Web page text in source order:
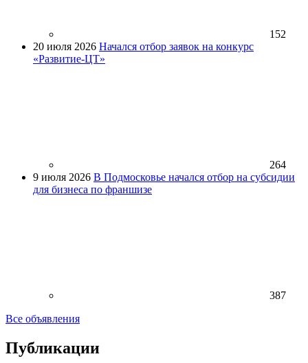
152
20 июля 2026 Начался отбор заявок на конкурс
«Развитие-ЦТ»
264
9 июля 2026 В Подмосковье начался отбор на субсидии
для бизнеса по франшизе
387
Все объявления
Публикации